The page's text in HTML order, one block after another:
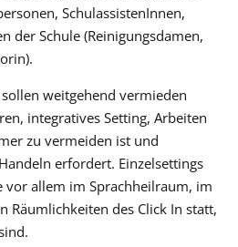
SchulassistenInnen,
der Schule (Reinigungsdamen,
weitgehend vermieden
integratives Setting, Arbeiten
zu vermeiden ist und
erfordert. Einzelsettings
vor allem im Sprachheilraum, im
Räumlichkeiten des Click In statt,